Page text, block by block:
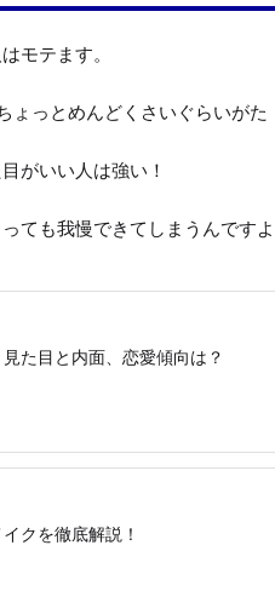
モテます。
っとめんどくさいぐらいがた
がいい人は強い！
ても我慢できてしまうんですよ
た目と内面、恋愛傾向は？
クを徹底解説！